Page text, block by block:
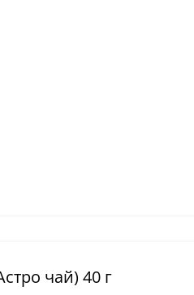
чай) 40 г